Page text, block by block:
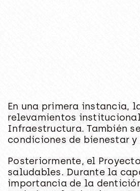
En una primera instancia,
relevamientos
Infraestructura. También
condiciones de bienestar
Posteriormente, el
saludables. Durante la
importancia de la